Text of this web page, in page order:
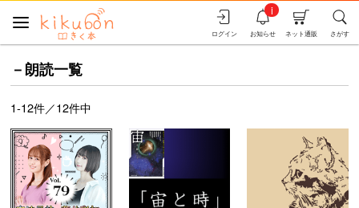
さがす
ネット通販
お知らせ
i
ログイン
－朗読一覧
1-12件／12件中